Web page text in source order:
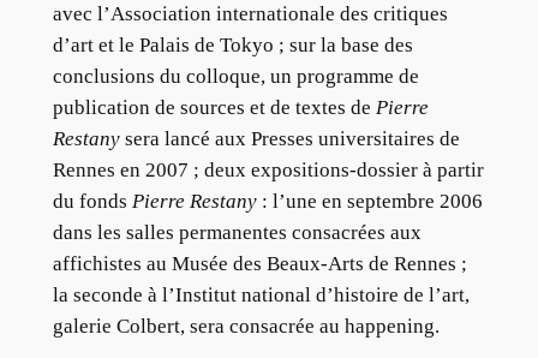
avec l’Association internationale des critiques
d’art et le Palais de Tokyo ; sur la base des
conclusions du colloque, un programme de
publication de sources et de textes de Pierre
Restanysera lancé aux Presses universitaires de
Rennes en 2007 ; deux expositions-dossier à partir
du fonds Pierre Restany: l’une en septembre 2006
dans les salles permanentes consacrées aux
affichistes au Musée des Beaux-Arts de Rennes ;
la seconde à l’Institut national d’histoire de l’art,
galerie Colbert, sera consacrée au happening.